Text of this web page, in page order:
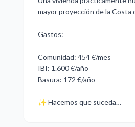
‌mayor ‌proyección de la ‌Costa
Gastos:
Comunidad: 454 €/mes
IBI: ‌1.600 ‌€/año
Basura: ‌172 ‌€/año
✨ ‌Hacemos ‌que ‌suceda…